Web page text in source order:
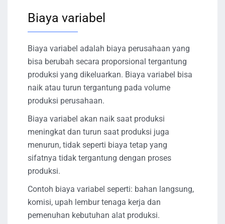
Biaya variabel
Biaya variabel adalah biaya perusahaan yang
bisa berubah secara proporsional tergantung
produksi yang dikeluarkan. Biaya variabel bisa
naik atau turun tergantung pada volume
produksi perusahaan.
Biaya variabel akan naik saat produksi
meningkat dan turun saat produksi juga
menurun, tidak seperti biaya tetap yang
sifatnya tidak tergantung dengan proses
produksi.
Contoh biaya variabel seperti: bahan langsung,
komisi, upah lembur tenaga kerja dan
pemenuhan kebutuhan alat produksi.